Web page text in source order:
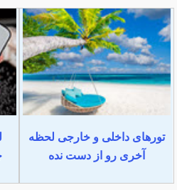
تورهای داخلی و خارجی لحظه
آخری رو از دست نده